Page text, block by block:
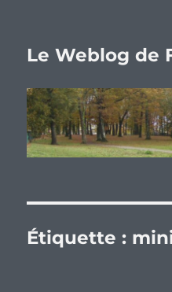
Le Weblog de
Étiquette :